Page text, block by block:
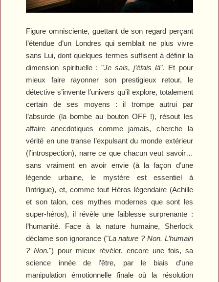
Figure omnisciente, guettant de son regard perçant
l’étendue d’un Londres qui semblait ne plus vivre
sans Lui, dont quelques termes suffisent à définir la
dimension spirituelle : "Je sais, j’étais là". Et pour
mieux faire rayonner son prestigieux retour, le
détective s’invente l’univers qu’il explore, totalement
certain de ses moyens : il trompe autrui par
l’absurde (la bombe au bouton OFF !), résout les
affaire anecdotiques comme jamais, cherche la
vérité en une transe l’expulsant du monde extérieur
(l’introspection), narre ce que chacun veut savoir…
sans vraiment en avoir envie (à la façon d’une
légende urbaine, le mystère est essentiel à
l’intrigue), et, comme tout Héros légendaire (Achille
et son talon, ces mythes modernes que sont les
super-héros), il révèle une faiblesse surprenante :
l’humanité. Face à la nature humaine, Sherlock
déclame son ignorance ("La nature ? Non. L’humain
? Non.") pour mieux révéler, encore une fois, sa
science innée de l’être, par le biais d’une
manipulation émotionnelle finale où la résolution